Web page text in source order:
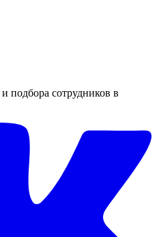
подбора сотрудников в